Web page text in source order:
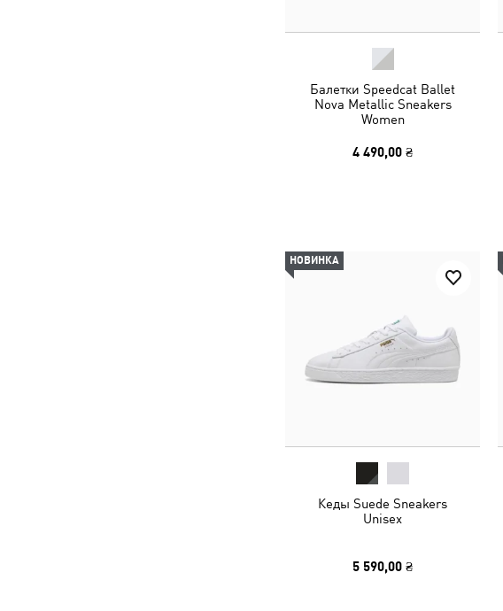
Балетки Speedcat Ballet
Nova Metallic Sneakers
Women
4 490,00 ₴
НОВИНКА
Кеды Suede Sneakers
Unisex
5 590,00 ₴